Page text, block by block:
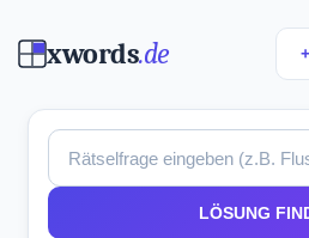
xwords.de
LÖSUNG